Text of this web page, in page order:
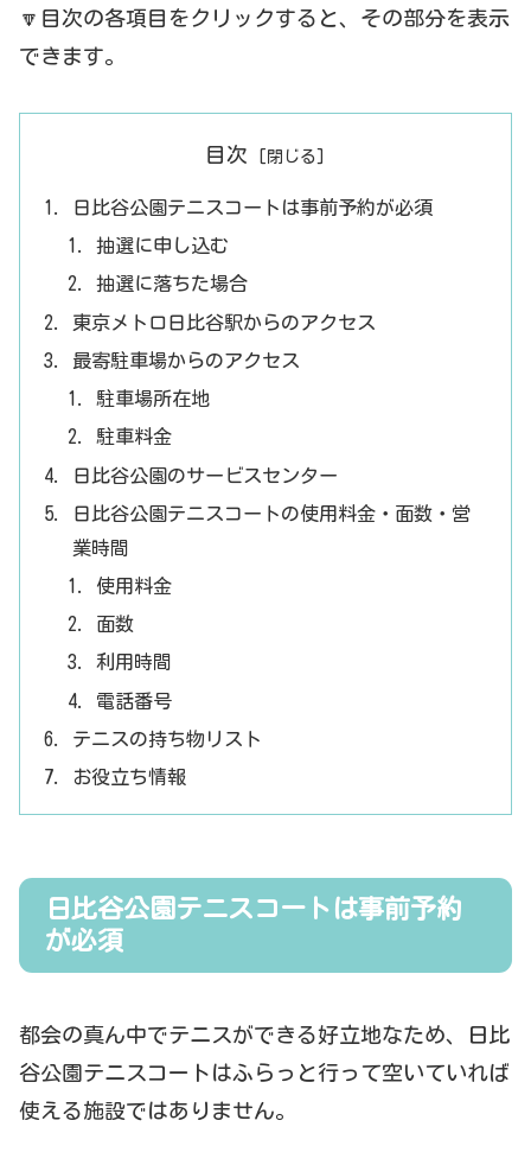
🔽目次の各項目をクリックすると、その部分を表示
できます。
目次
日比谷公園テニスコートは事前予約が必須
抽選に申し込む
抽選に落ちた場合
東京メトロ日比谷駅からのアクセス
最寄駐車場からのアクセス
駐車場所在地
駐車料金
日比谷公園のサービスセンター
日比谷公園テニスコートの使用料金・面数・営
業時間
使用料金
面数
利用時間
電話番号
テニスの持ち物リスト
お役立ち情報
日比谷公園テニスコートは事前予約
が必須
都会の真ん中でテニスができる好立地なため、日比
谷公園テニスコートはふらっと行って空いていれば
使える施設ではありません。